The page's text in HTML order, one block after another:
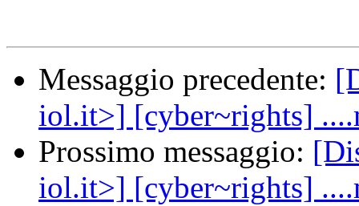
Messaggio precedente:
iol.it>] [cyber~rights]
Prossimo messaggio:
iol.it>] [cyber~rights]